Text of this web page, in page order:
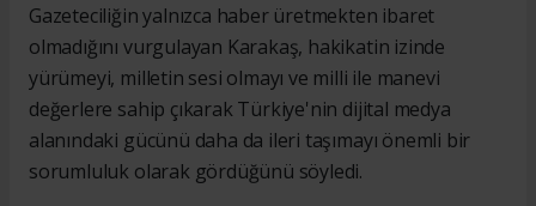
Gazeteciliğin yalnızca haber üretmekten ibaret
olmadığını vurgulayan Karakaş, hakikatin izinde
yürümeyi, milletin sesi olmayı ve milli ile manevi
değerlere sahip çıkarak Türkiye'nin dijital medya
alanındaki gücünü daha da ileri taşımayı önemli bir
sorumluluk olarak gördüğünü söyledi.